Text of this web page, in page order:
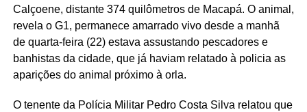
Calçoene, distante 374 quilômetros de Macapá. O animal,
revela o G1, permanece amarrado vivo desde a manhã
de quarta-feira (22) estava assustando pescadores e
banhistas da cidade, que já haviam relatado à policia as
aparições do animal próximo à orla.
O tenente da Polícia Militar Pedro Costa Silva relatou que